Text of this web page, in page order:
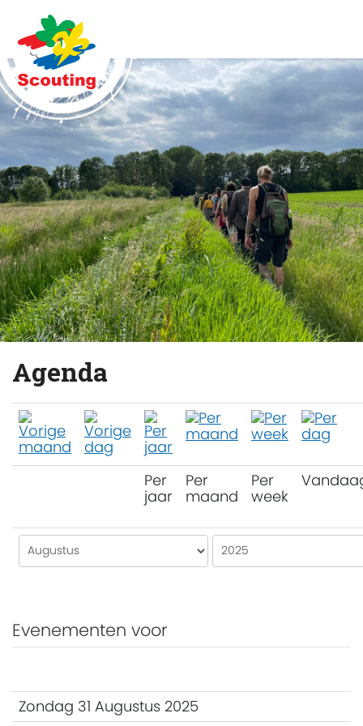
Agenda
Per
jaar
Per
maand
Per
week
Evenementen voor
Zondag 31 Augustus 2025